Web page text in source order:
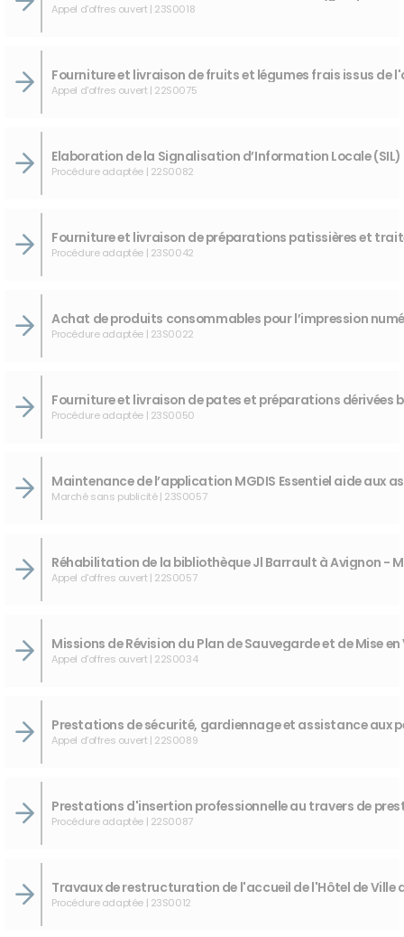
Appel d'offres ouvert | 23S0018
Appel d'offres ouvert | 22S0075
Procédure adaptée | 22S0082
Procédure adaptée | 23S0042
Procédure adaptée | 23S0022
Procédure adaptée | 23S0050
Marché sans publicité | 23S0057
Appel d'offres ouvert | 22S0057
Appel d’offres ouvert | 22S0034
Appel d’offres ouvert | 22S0089
Procédure adaptée | 22S0087
Procédure adaptée | 23S0012